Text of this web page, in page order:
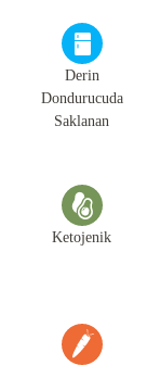
Derin
Dondurucuda
Saklanan
Ketojenik